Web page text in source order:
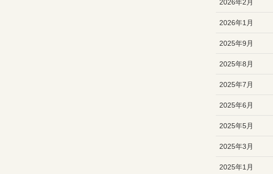
2026年2月
2026年1月
2025年9月
2025年8月
2025年7月
2025年6月
2025年5月
2025年3月
2025年1月